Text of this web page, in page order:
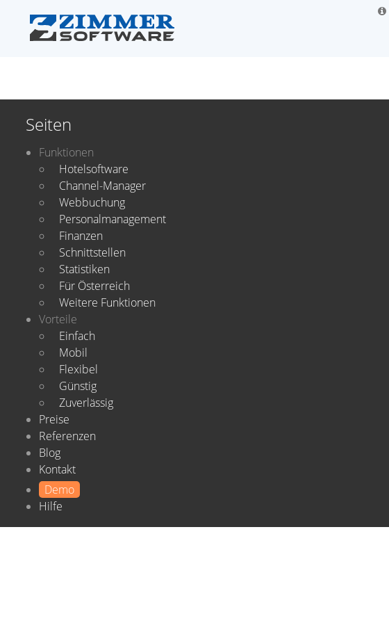
Seiten
Funktionen
Hotelsoftware
Channel-Manager
Webbuchung
Personalmanagement
Finanzen
Schnittstellen
Statistiken
Für Österreich
Weitere Funktionen
Vorteile
Einfach
Mobil
Flexibel
Günstig
Zuverlässig
Preise
Referenzen
Blog
Kontakt
Demo
Hilfe